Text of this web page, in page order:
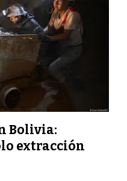
Bolivia:
extracción